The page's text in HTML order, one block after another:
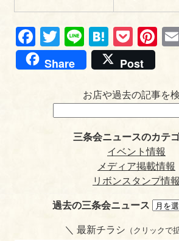
Fa
ce
bo
T
wi
tte
Li
ne
H
at
en
a
P
oc
ke
t
Pi
es
t
Share Post
お店や過去の記事を
三条会ニュースのカテ
イベント情報
メディア掲載情報
リボンスタンプ情報
過去の三条会ニュース
＼ 最新チラシ （クリックで